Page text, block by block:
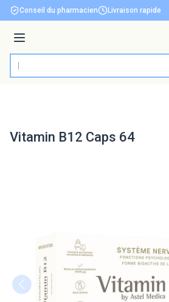
Aller au contenu
Conseil du pharmacien Livraison rapide
Menu
Rechercher
Vitamin B12 Caps 64